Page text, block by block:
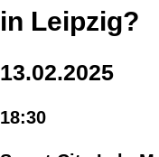
in Leipzig?
13.02.2025
18:30